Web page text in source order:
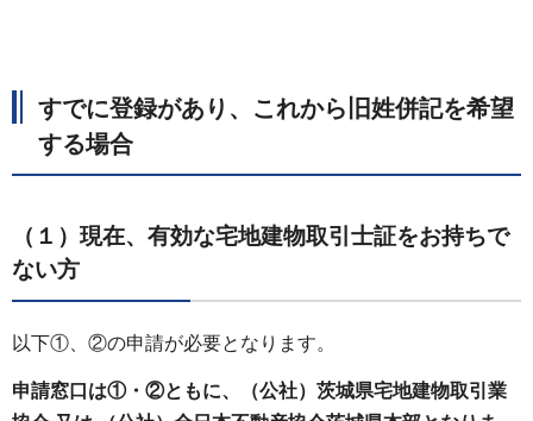
すでに登録があり、これから旧姓併記を希望
する場合
（１）現在、有効な宅地建物取引士証をお持ちで
ない方
以下①、②の申請が必要となります。
申請窓口は①・②ともに、（公社）茨城県宅地建物取引業